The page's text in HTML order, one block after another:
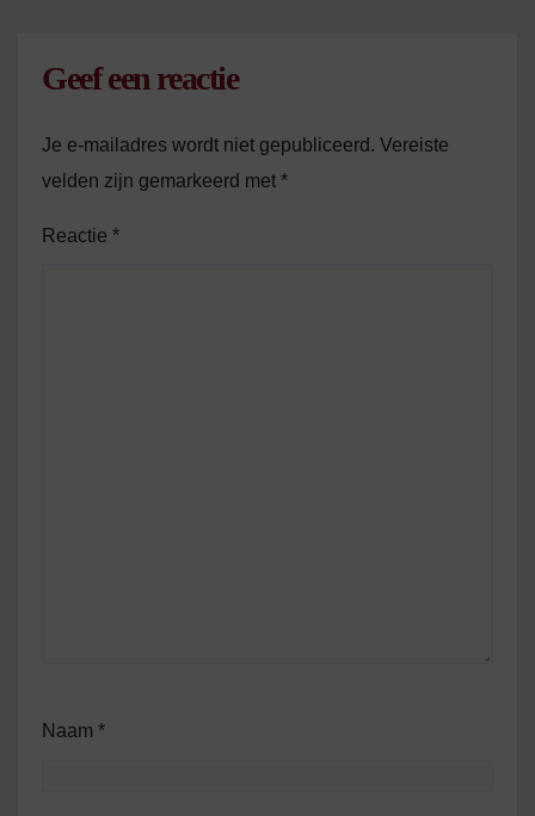
Geef een reactie
Je e-mailadres wordt niet gepubliceerd. Vereiste
velden zijn gemarkeerd met *
Reactie *
Naam *